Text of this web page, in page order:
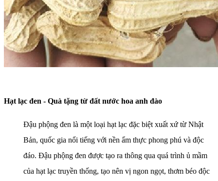
Hạt lạc đen - Quà tặng từ đất nước hoa anh đào
Đậu phộng đen là một loại hạt lạc đặc biệt xuất xứ từ Nhật
Bản, quốc gia nổi tiếng với nền ẩm thực phong phú và độc
đáo. Đậu phộng đen được tạo ra thông qua quá trình ủ mầm
của hạt lạc truyền thống, tạo nên vị ngon ngọt, thơm béo độc